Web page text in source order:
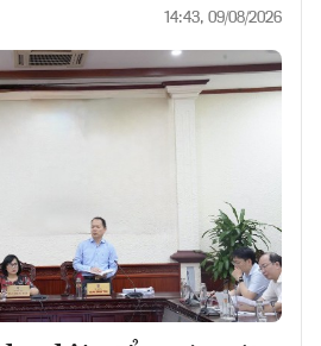
14:43, 09/08/2026